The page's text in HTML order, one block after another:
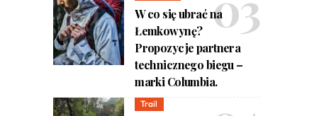
W co się ubrać na
Łemkowynę?
Propozycje partnera
technicznego biegu –
marki Columbia.
Trail